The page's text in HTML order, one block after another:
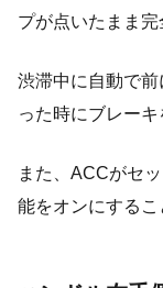
プが点いたまま完
渋滞中に自動で
った時にブレー
また、ACCがセ
能をオンにするこ